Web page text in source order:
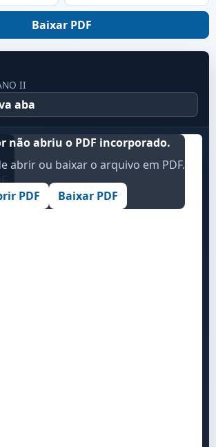
Baixar PDF
II
aba
não abriu o PDF incorporado.
abrir ou baixar o arquivo em PDF.
PDF Baixar PDF